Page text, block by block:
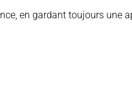
en gardant toujours une